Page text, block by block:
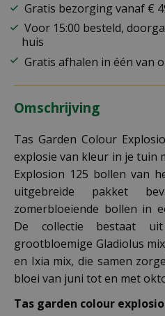
Gratis bezorging vanaf €
Voor 15:00 besteld,
huis
Gratis afhalen in één van
Omschrijving
Tas Garden Colour
explosie van kleur in je tuin
Explosion 125 bollen van
uitgebreide pakket
zomerbloeiende bollen in
De collectie bestaat
grootbloemige Gladiolus
en Ixia mix, die samen
bloei van juni tot en met
Tas garden colour